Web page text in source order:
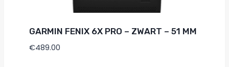
GARMIN FENIX 6X PRO – ZWART – 51 MM
€489.00